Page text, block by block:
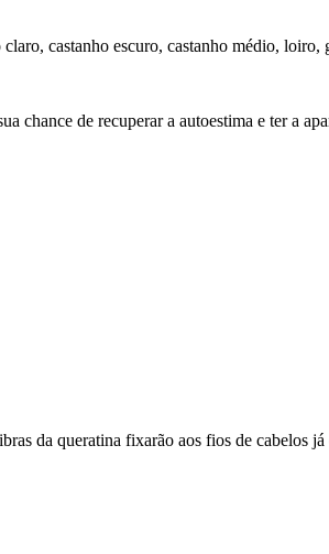
castanho escuro, castanho médio, loiro,
chance de recuperar a autoestima e ter a
da queratina fixarão aos fios de cabelos